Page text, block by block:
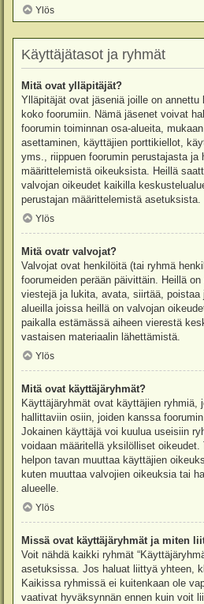
Ylös
Käyttäjätasot ja ryhmät
Mitä ovat ylläpitäjät?
Ylläpitäjät ovat jäseniä joille on annettu
koko foorumiin. Nämä jäsenet voivat
foorumin toiminnan osa-alueita,
asettaminen, käyttäjien porttikiellot,
yms., riippuen foorumin perustajasta ja
määrittelemistä oikeuksista. Heillä
valvojan oikeudet kaikilla
perustajan määrittelemistä asetuksista.
Ylös
Mitä ovatr valvojat?
Valvojat ovat henkilöitä (tai ryhmä
foorumeiden perään päivittäin. Heillä
viestejä ja lukita, avata, siirtää,
alueilla joissa heillä on valvojan
paikalla estämässä aiheen vierestä
vastaisen materiaalin lähettämistä.
Ylös
Mitä ovat käyttäjäryhmät?
Käyttäjäryhmät ovat käyttäjien ryhmiä,
hallittaviin osiin, joiden kanssa
Jokainen käyttäjä voi kuulua useisiin
voidaan määritellä yksilölliset
helpon tavan muuttaa käyttäjien
kuten muuttaa valvojien oikeuksia tai
alueelle.
Ylös
Missä ovat käyttäjäryhmät ja miten
Voit nähdä kaikki ryhmät
asetuksissa. Jos haluat liittyä yhteen,
Kaikissa ryhmissä ei kuitenkaan ole
vaativat hyväksynnän ennen kuin voit